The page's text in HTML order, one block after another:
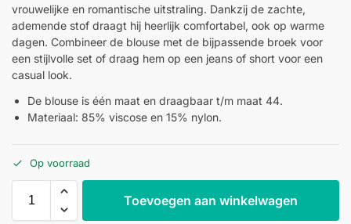
vrouwelijke en romantische uitstraling. Dankzij de zachte,
ademende stof draagt hij heerlijk comfortabel, ook op warme
dagen. Combineer de blouse met de bijpassende broek voor
een stijlvolle set of draag hem op een jeans of short voor een
casual look.
De blouse is één maat en draagbaar t/m maat 44.
Materiaal: 85% viscose en 15% nylon.
Op voorraad
Toevoegen aan winkelwagen